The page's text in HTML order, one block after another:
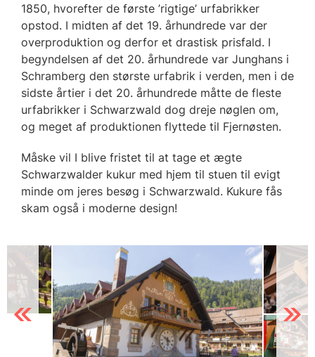
1850, hvorefter de første ’rigtige’ urfabrikker
opstod. I midten af det 19. århundrede var der
overproduktion og derfor et drastisk prisfald. I
begyndelsen af det 20. århundrede var Junghans i
Schramberg den største urfabrik i verden, men i de
sidste årtier i det 20. århundrede måtte de fleste
urfabrikker i Schwarzwald dog dreje nøglen om,
og meget af produktionen flyttede til Fjernøsten.
Måske vil I blive fristet til at tage et ægte
Schwarzwalder kukur med hjem til stuen til evigt
minde om jeres besøg i Schwarzwald. Kukure fås
skam også i moderne design!
Previous Next